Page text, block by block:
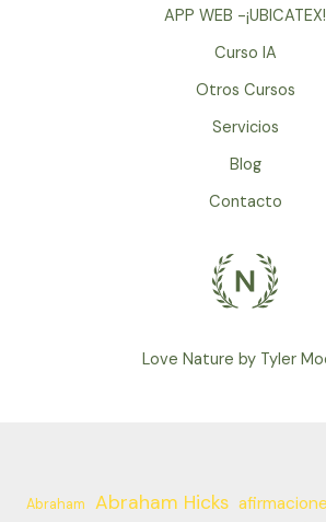
APP WEB -¡UBICATEX!
Curso IA
Otros Cursos
Servicios
Blog
Contacto
Love Nature by Tyler
Abraham Abraham Hicks